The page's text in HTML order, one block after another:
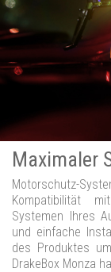
Maximaler
Motorschutz-
Kompatibilität
Systemen Ihres
und einfache
des Produktes
DrakeBox Monza